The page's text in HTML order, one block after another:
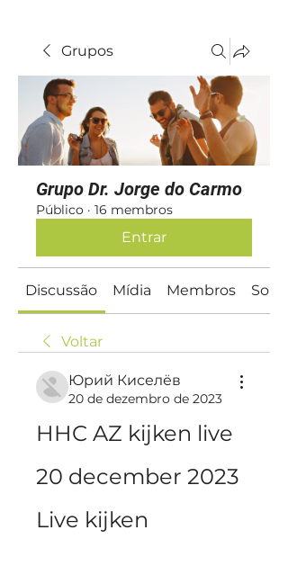
Grupos
Grupo Dr. Jorge do Carmo
Público · 16 membros
Entrar
Discussão Mídia Membros Sobre
Voltar
Юрий Киселёв
20 de dezembro de 2023
HHC AZ kijken live
20 december 2023
Live kijken